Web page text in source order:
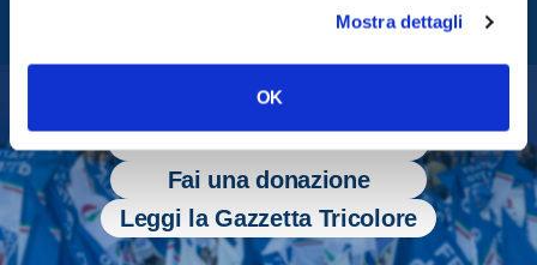
Mostra dettagli
OK
Fratelli d'Italia
Fai una donazione
Leggi la Gazzetta Tricolore